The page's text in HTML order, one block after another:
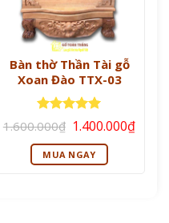
Bàn thờ Thần Tài gỗ
Xoan Đào TTX-03
Được xếp
hạng
5
sao
1.600.000₫ Giá
gốc
là:
1.600.000₫.
1.400.000₫Giá
MUA NGAY